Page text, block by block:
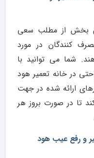
بخش از مطلب سعی
کنندگان در مورد
شما می توانید با
در خانه تعمیر هود
ارائه شده در جهت
تا در صورت بروز هر
و رفع عیب هود